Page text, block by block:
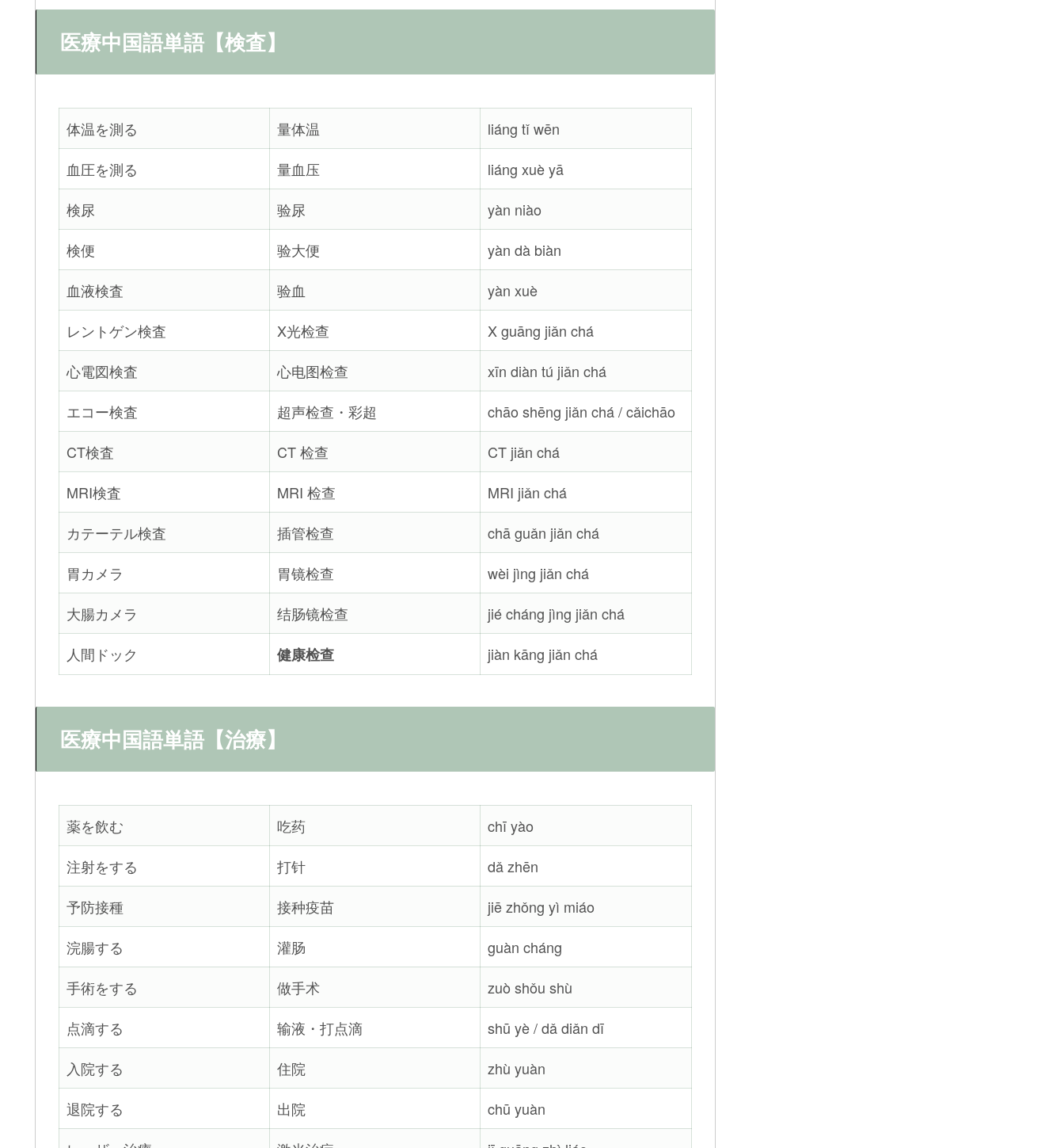
医療中国語単語【検査】
体温を測る 量体温
liáng tǐ wēn
血圧を測る
量血压
liáng xuè yā
検尿
验尿
yàn niào
検便
验大便
yàn dà biàn
血液検査
验血
yàn xuè
レントゲン検査
X光检查
X guāng jiǎn chá
心電図検査
心电图检查
xīn diàn tú jiǎn chá
エコー検査
超声检查・彩超
chāo shēng jiǎn chá / cǎichāo
CT検査
CT 检查
CT jiǎn chá
MRI検査
MRI 检查
MRI jiǎn chá
カテーテル検査
插管检查
chā guǎn jiǎn chá
胃カメラ
胃镜检查
wèi jìng jiǎn chá
大腸カメラ
结肠镜检查
jié cháng jìng jiǎn chá
人間ドック
健康检查 jiàn kāng jiǎn chá
医療中国語単語【治療】
薬を飲む 吃药
chī yào
注射をする
打针
dǎ zhēn
予防接種
接种疫苗
jiē zhǒng yì miáo
浣腸する
灌肠
guàn cháng
手術をする
做手术
zuò shǒu shù
点滴する
输液・打点滴
shū yè / dǎ diǎn dī
入院する
住院
zhù yuàn
退院する
出院
chū yuàn